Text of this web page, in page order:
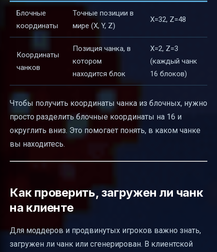
Блочные
координаты
Точные позиции в
мире (X, Y, Z)
X=32, Z=48
Координаты
чанков
Позиция чанка, в
котором
находится блок
X=2, Z=3
(каждый чанк
16 блоков)
Чтобы получить координаты чанка из блочных, нужно
просто разделить блочные координаты на 16 и
округлить вниз. Это помогает понять, в каком чанке
вы находитесь.
Как проверить, загружен ли чанк
на клиенте
Для моддеров и продвинутых игроков важно знать,
загружен ли чанк или сгенерирован. В клиентской